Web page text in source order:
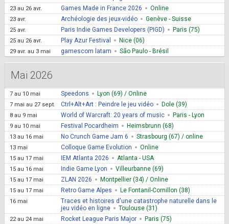
23au 26 avr. Games Made in France 2026 Online
23 avr. Archéologie des jeux-vidéo Genève - Suisse
25 avr. Paris Indie Games Developers (PIGD) Paris (75)
25au 26 avr. Play Azur Festival Nice (06)
29 avr. au 3 mai gamescom latam São Paulo - Brésil
Mai 2026
7au 10 mai Speedons Lyon (69) / Online
7 mai au 27 sept. Ctrl+Alt+Art : Peindre le jeu vidéo Dole (39)
8au 9 mai World of Warcraft: 20 years of music Paris - Lyon
9au 10 mai Festival Pocardheim Heimsbrunn (68)
13au 16 mai No Crunch Game Jam 6 Strasbourg (67) / online
13 mai Colloque Game Evolution Online
15au 17 mai IEM Atlanta 2026 Atlanta - USA
15au 16 mai Indie Game Lyon Villeurbanne (69)
15au 17 mai ZLAN 2026 Montpellier (34) / Online
15au 17 mai Retro Game Alpes Le Fontanil-Cornillon (38)
16 mai
Traces et histoires d'une catastrophe naturelle dans le
jeu vidéo en ligne
Toulouse (31)
22au 24 mai Rocket League Paris Major Paris (75)